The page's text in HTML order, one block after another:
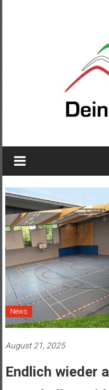
News
August 21, 2025
Endlich wieder